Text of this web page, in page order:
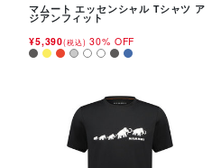
マムート エッセンシャル Tシャツ ア
ジアンフィット
¥5,390(税込) 30% OFF